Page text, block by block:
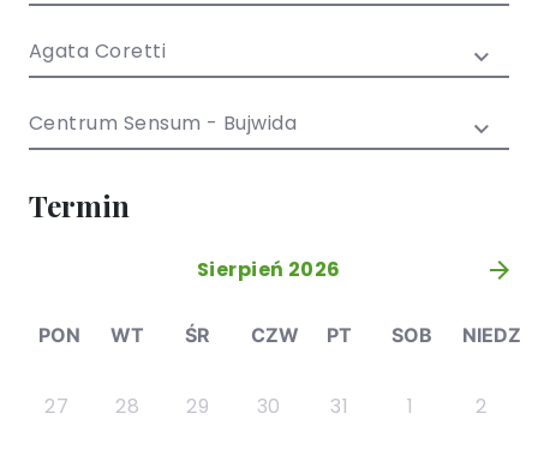
młodzieży
Agata Coretti
Centrum Sensum - Bujwida
Termin
Sierpień 2026 »
PON WT ŚR CZW PT SOB NIEDZ
27 28 29 30 31 1 2